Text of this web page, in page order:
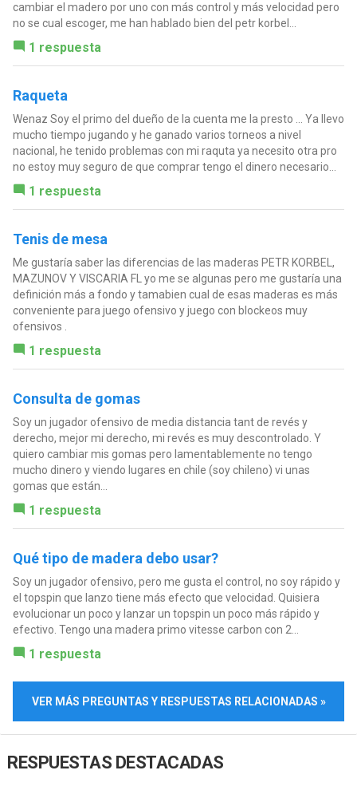
cambiar el madero por uno con más control y más velocidad pero
no se cual escoger, me han hablado bien del petr korbel...
1 respuesta
Raqueta
Wenaz Soy el primo del dueño de la cuenta me la presto ... Ya llevo
mucho tiempo jugando y he ganado varios torneos a nivel
nacional, he tenido problemas con mi raquta ya necesito otra pro
no estoy muy seguro de que comprar tengo el dinero necesario...
1 respuesta
Tenis de mesa
Me gustaría saber las diferencias de las maderas PETR KORBEL,
MAZUNOV Y VISCARIA FL yo me se algunas pero me gustaría una
definición más a fondo y tamabien cual de esas maderas es más
conveniente para juego ofensivo y juego con blockeos muy
ofensivos .
1 respuesta
Consulta de gomas
Soy un jugador ofensivo de media distancia tant de revés y
derecho, mejor mi derecho, mi revés es muy descontrolado. Y
quiero cambiar mis gomas pero lamentablemente no tengo
mucho dinero y viendo lugares en chile (soy chileno) vi unas
gomas que están...
1 respuesta
Qué tipo de madera debo usar?
Soy un jugador ofensivo, pero me gusta el control, no soy rápido y
el topspin que lanzo tiene más efecto que velocidad. Quisiera
evolucionar un poco y lanzar un topspin un poco más rápido y
efectivo. Tengo una madera primo vitesse carbon con 2...
1 respuesta
VER MÁS PREGUNTAS Y RESPUESTAS RELACIONADAS »
RESPUESTAS DESTACADAS